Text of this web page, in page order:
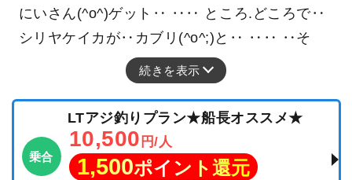
にいさん(^o^)ゲット‥ ‥‥ ところ.どころで‥
シリヤケイカが‥カブリ(^o^;)と‥ ‥‥ ‥そ
続きを表示
乗合
LTアジ釣りプラン★船長オススメ★
10,500 円/人
1,500ポイント還元